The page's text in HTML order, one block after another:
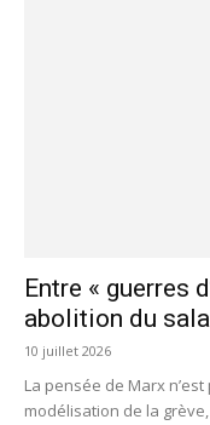
Entre « guerres
abolition du
10 juillet 2026
La pensée de Marx
modélisation de la